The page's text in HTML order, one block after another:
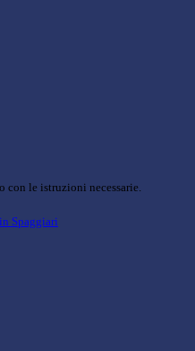
le istruzioni necessarie.
Spaggiari